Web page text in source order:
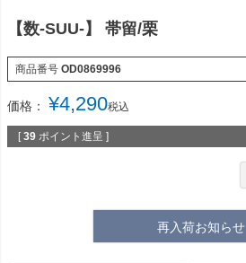
【数-SUU-】 帯留/栗
商品番号 OD0869996
価格： ¥4,290税込
[ 39 ポイント進呈 ]
再入荷お知らせ